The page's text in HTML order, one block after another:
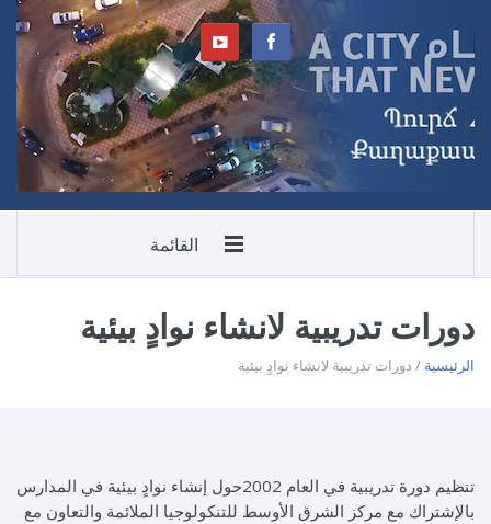
القائمة
دورات تدريبية لانشاء نوادٍ بيئية
الرئيسية / دورات تدريبية لانشاء نوادٍ بيئية
تنظيم دورة تدريبية في العام 2002حول إنشاء نوادٍ بيئية في المدارس
بالإشتراك مع مركز الشرق الأوسط للتنكولوجيا الملائمة والتعاون مع